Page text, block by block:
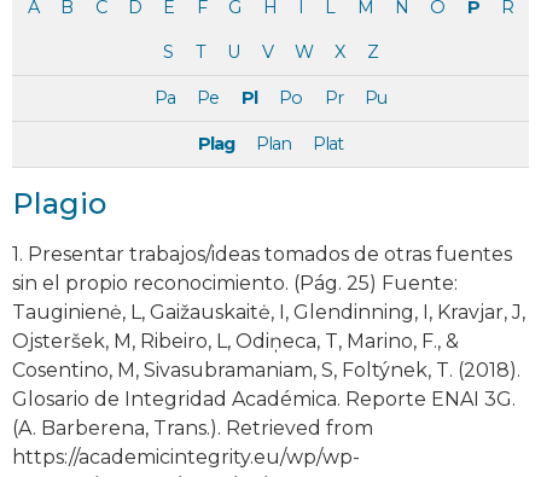
A B C D E F G H I L M N O P R
S T U V W X Z
Pa Pe Pl Po Pr Pu
Plag Plan Plat
Plagio
1. Presentar trabajos/ideas tomados de otras fuentes
sin el propio reconocimiento. (Pág. 25) Fuente:
Tauginienė, L, Gaižauskaitė, I, Glendinning, I, Kravjar, J,
Ojsteršek, M, Ribeiro, L, Odiņeca, T, Marino, F., &
Cosentino, M, Sivasubramaniam, S, Foltýnek, T. (2018).
Glosario de Integridad Académica. Reporte ENAI 3G.
(A. Barberena, Trans.). Retrieved from
https://academicintegrity.eu/wp/wp-